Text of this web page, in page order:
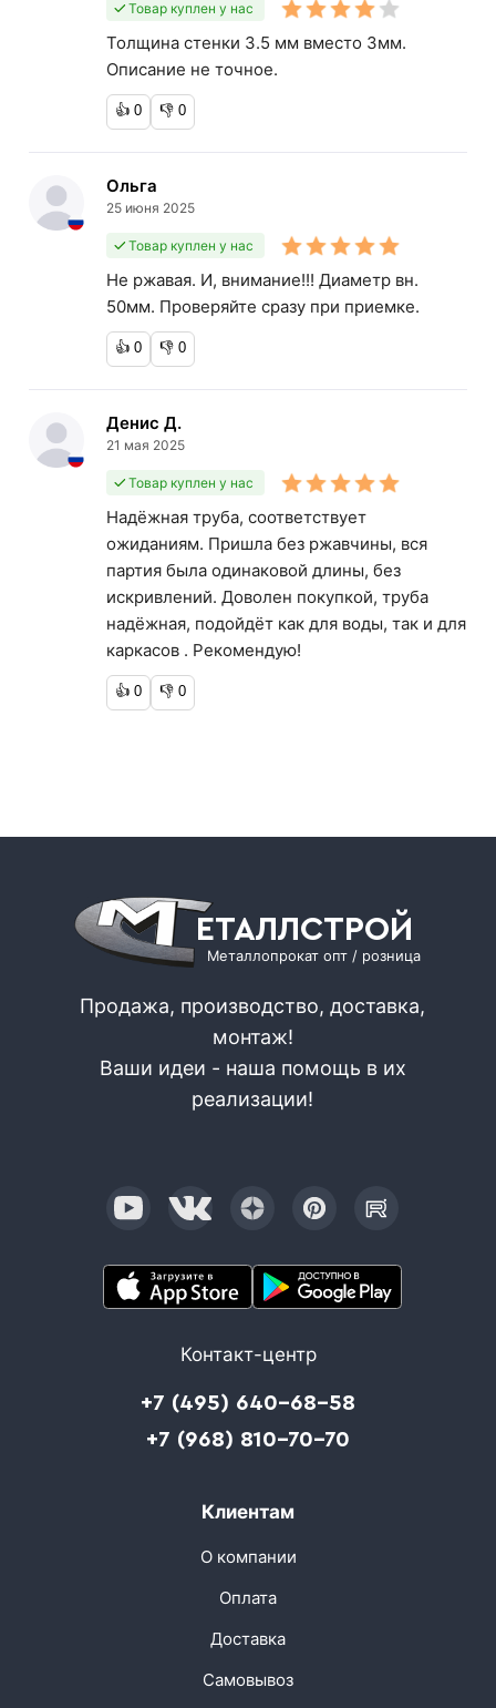
Товар куплен у нас
Толщина стенки 3.5 мм вместо 3мм.
Описание не точное.
👍 0 👎 0
Ольга
25 июня 2025
Товар куплен у нас
Не ржавая. И, внимание!!! Диаметр вн.
50мм. Проверяйте сразу при приемке.
👍 0 👎 0
Денис Д.
21 мая 2025
Товар куплен у нас
Надёжная труба, соответствует
ожиданиям. Пришла без ржавчины, вся
партия была одинаковой длины, без
искривлений. Доволен покупкой, труба
надёжная, подойдёт как для воды, так и для
каркасов . Рекомендую!
👍 0 👎 0
ЕТАЛЛСТРОЙ
Металлопрокат опт / розница
Продажа, производство, доставка,
монтаж!
Ваши идеи - наша помощь в их
реализации!
Контакт-центр
+7 (495) 640-68-58
+7 (968) 810-70-70
Клиентам
О компании
Оплата
Доставка
Самовывоз